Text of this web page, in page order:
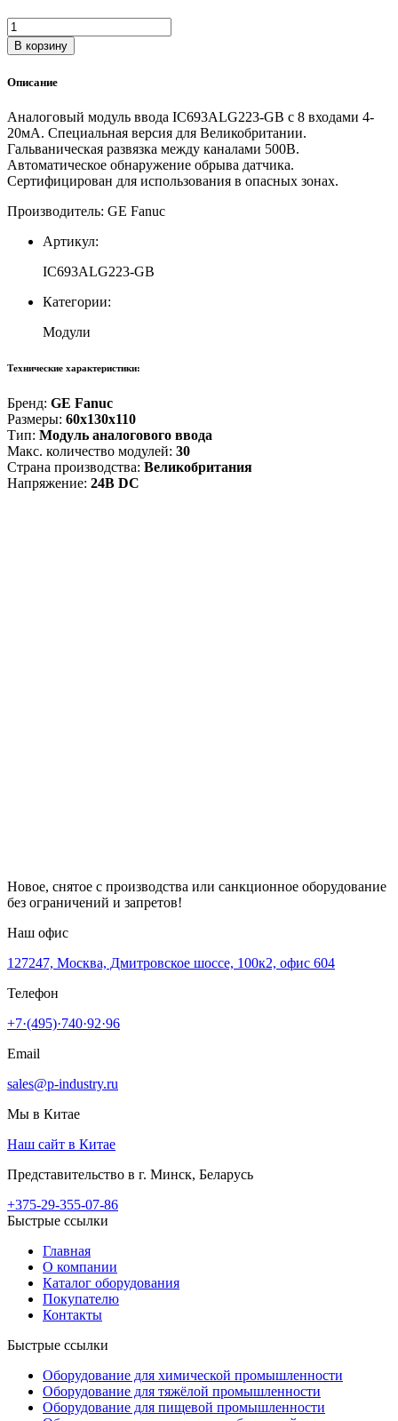
Количество
товара
Версия
8-
аналоговый
вход
В корзину
Описание
Аналоговый модуль ввода IC693ALG223-GB с 8 входами 4-
20мА. Специальная версия для Великобритании.
Гальваническая развязка между каналами 500В.
Автоматическое обнаружение обрыва датчика.
Сертифицирован для использования в опасных зонах.
Производитель: GE Fanuc
Артикул:
IC693ALG223-GB
Категории:
Модули
Технические характеристики:
Бренд: GE Fanuc
Размеры: 60x130x110
Тип: Модуль аналогового ввода
Макс. количество модулей: 30
Страна производства: Великобритания
Напряжение: 24В DC
Новое, снятое с производства или санкционное оборудование
без ограничений и запретов!
Наш офис
127247, Москва, Дмитровское шоссе, 100к2, офис 604
Телефон
+7·(495)·740·92·96
Email
sales@p-industry.ru
Мы в Китае
Наш сайт в Китае
Представительство в г. Минск, Беларусь
+375-29-355-07-86
Быстрые ссылки
Главная
О компании
Каталог оборудования
Покупателю
Контакты
Быстрые ссылки
Оборудование для химической промышленности
Оборудование для тяжёлой промышленности
Оборудование для пищевой промышленности